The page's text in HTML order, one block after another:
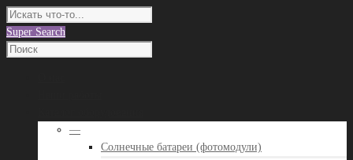
Super Search
—
Солнечные батареи (фотомодули)